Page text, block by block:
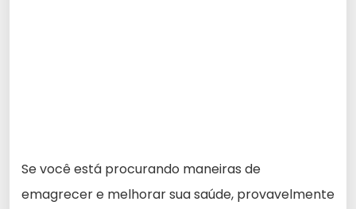
Se você está procurando maneiras de
emagrecer e melhorar sua saúde, provavelmente